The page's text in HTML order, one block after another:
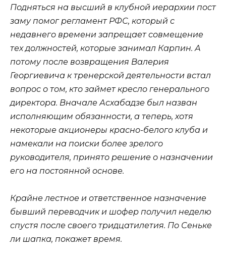
Подняться на высший в клубной иерархии пост
заму помог регламент РФС, который с
недавнего времени запрещает совмещение
тех должностей, которые занимал Карпин. А
потому после возвращения Валерия
Георгиевича к тренерской деятельности встал
вопрос о том, кто займет кресло генерального
директора. Вначале Асхабадзе был назван
исполняющим обязанности, а теперь, хотя
некоторые акционеры красно-белого клуба и
намекали на поиски более зрелого
руководителя, принято решение о назначении
его на постоянной основе.
Крайне лестное и ответственное назначение
бывший переводчик и шофер получил неделю
спустя после своего тридцатилетия. По Сеньке
ли шапка, покажет время.